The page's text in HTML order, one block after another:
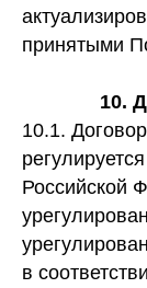
принятыми
10.
10.1.
Российской
в